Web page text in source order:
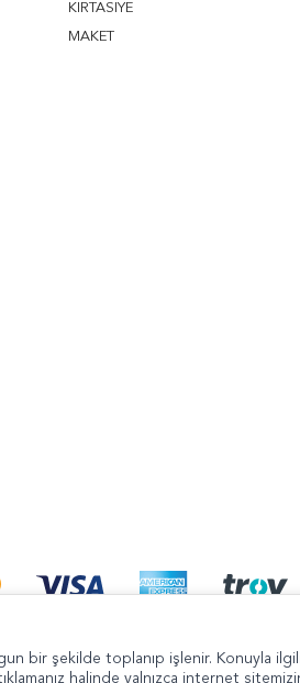
KIRTASİYE
MAKET
Şikayet ve
bir şekilde toplanıp işlenir. Konuyla ilgili
halinde yalnızca internet